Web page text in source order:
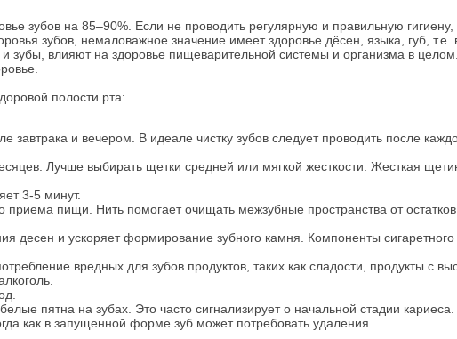
зубов на 85–90%. Если не проводить регулярную и правильную гигиену,
зубов, немаловажное значение имеет здоровье дёсен, языка, губ, т.е.
и зубы, влияют на здоровье пищеварительной системы и организма в
полости рта:
завтрака и вечером. В идеале чистку зубов следует проводить после
Лучше выбирать щетки средней или мягкой жесткости. Жесткая
3-5 минут.
приема пищи. Нить помогает очищать межзубные пространства от
десен и ускоряет формирование зубного камня. Компоненты
вредных для зубов продуктов, таких как сладости, продукты с
пятна на зубах. Это часто сигнализирует о начальной стадии
как в запущенной форме зуб может потребовать удаления.